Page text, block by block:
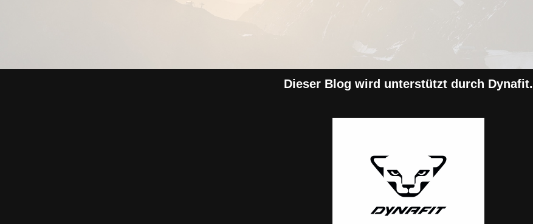
Dieser Blog wird unterstützt durch Dynafit.